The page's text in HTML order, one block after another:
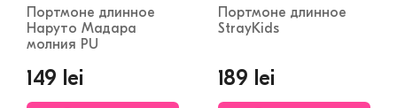
Портмоне длинное
Наруто Мадара
молния PU
149 lei
Портмоне длинное
StrayKids
189 lei